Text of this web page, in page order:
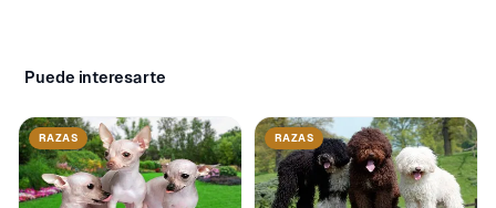
Puede interesarte
RAZAS RAZAS